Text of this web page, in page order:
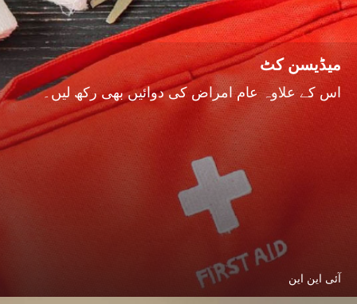
میڈیسن کٹ
اس کے علاوہ عام امراض کی دوائیں بھی رکھ لیں۔
آئی این این